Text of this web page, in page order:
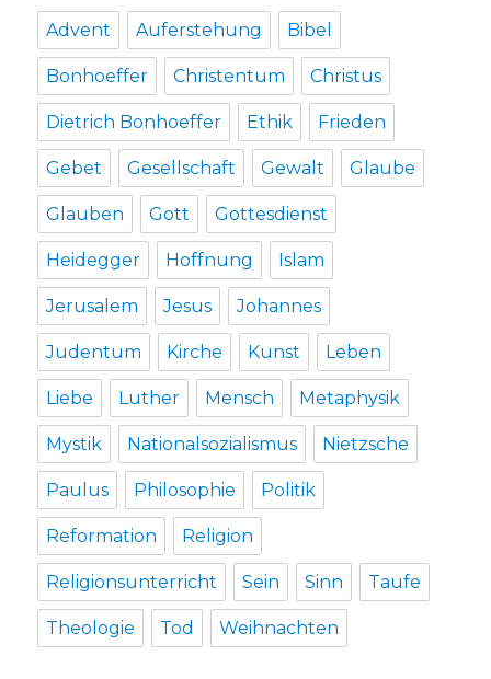
Advent Auferstehung Bibel
Bonhoeffer Christentum Christus
Dietrich Bonhoeffer Ethik Frieden
Gebet Gesellschaft Gewalt Glaube
Glauben Gott Gottesdienst
Heidegger Hoffnung Islam
Jerusalem Jesus Johannes
Judentum Kirche Kunst Leben
Liebe Luther Mensch Metaphysik
Mystik Nationalsozialismus Nietzsche
Paulus Philosophie Politik
Reformation Religion
Religionsunterricht Sein Sinn Taufe
Theologie Tod Weihnachten